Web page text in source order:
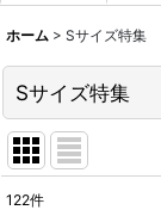
ホーム > Sサイズ特集
Sサイズ特集
122件